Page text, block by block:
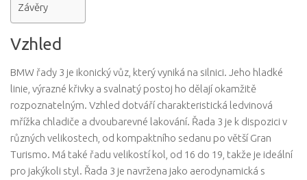
Závěry
Vzhled
BMW řady 3 je ikonický vůz, který vyniká na silnici. Jeho hladké
linie, výrazné křivky a svalnatý postoj ho dělají okamžitě
rozpoznatelným. Vzhled dotváří charakteristická ledvinová
mřížka chladiče a dvoubarevné lakování. Řada 3 je k dispozici v
různých velikostech, od kompaktního sedanu po větší Gran
Turismo. Má také řadu velikostí kol, od 16 do 19, takže je ideální
pro jakýkoli styl. Řada 3 je navržena jako aerodynamická s